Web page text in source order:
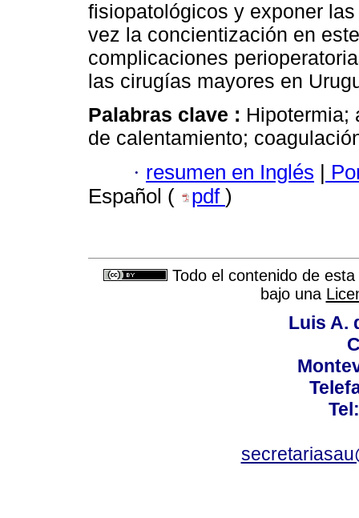
fisiopatológicos y exponer
vez la concientización en
complicaciones
las cirugías mayores en
Palabras clave : Hipotermia;
de calentamiento;
· resumen en Inglés |
Español (
pdf )
Todo el contenido de
bajo una
Luis A.